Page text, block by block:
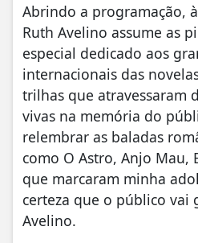
Abrindo a programação,
Ruth Avelino assume as
especial dedicado aos
internacionais das
trilhas que atravessaram
vivas na memória do
relembrar as baladas
como O Astro, Anjo Mau,
que marcaram minha
certeza que o público vai
Avelino.